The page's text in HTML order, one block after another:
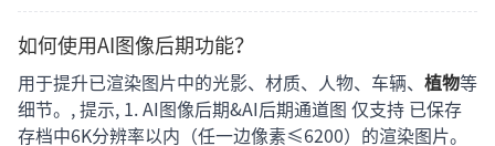
如何使用AI图像后期功能？
用于提升已渲染图片中的光影、材质、人物、车辆、 植物等
细节。, 提示, 1. AI图像后期&AI后期通道图 仅支持 已保存
存档中6K分辨率以内（任一边像素≤6200）的渲染图片。